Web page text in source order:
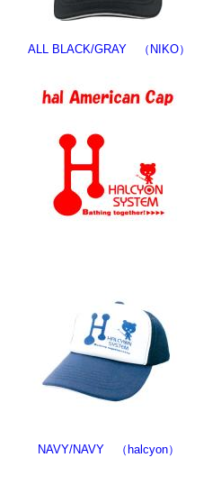
ALL BLACK/GRAY （NIKO）
NAVY/NAVY （halcyon）